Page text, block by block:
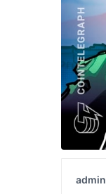
admin